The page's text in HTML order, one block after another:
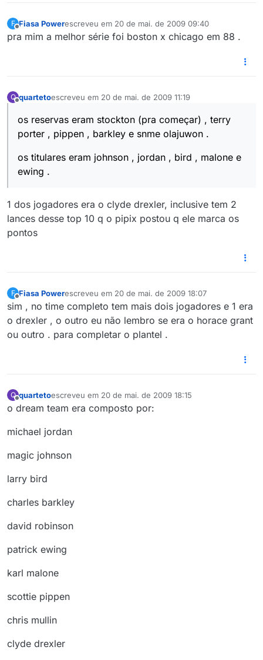
F
Offline
Fiasa Powerescreveu em 20 de mai. de 2009 09:40
última edição por
pra mim a melhor série foi boston x chicago em 88 .
Q quartetoescreveu em 20 de mai. de 2009 11:19
última edição por
os reservas eram stockton (pra começar) , terry
porter , pippen , barkley e snme olajuwon .
os titulares eram johnson , jordan , bird , malone e
ewing .
1 dos jogadores era o clyde drexler, inclusive tem 2
lances desse top 10 q o pipix postou q ele marca os
pontos
F Fiasa Powerescreveu em 20 de mai. de 2009 18:07
última edição por
sim , no time completo tem mais dois jogadores e 1 era
o drexler , o outro eu não lembro se era o horace grant
ou outro . para completar o plantel .
Q
Offline
quartetoescreveu em 20 de mai. de 2009 18:15
última edição por
o dream team era composto por:
michael jordan
magic johnson
larry bird
charles barkley
david robinson
patrick ewing
karl malone
scottie pippen
chris mullin
clyde drexler